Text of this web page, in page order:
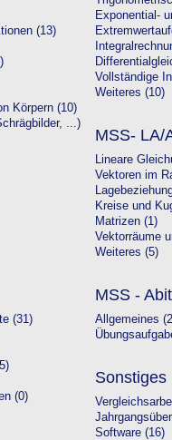
(13)
Körpern (10)
...)
Exponential-
Vollständige
Weiteres (10)
MSS- LA/
Lineare
Vektoren im
Kreise und
Matrizen (1)
Vektorräume
Weiteres (5)
(31)
(0)
MSS -
Allgemeines
Sonstiges
Software (16)